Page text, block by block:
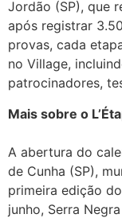
Jordão (SP), que
após registrar
provas, cada
no Village,
patrocinadores,
Mais sobre o
A abertura do
de Cunha (SP),
primeira edição
junho, Serra